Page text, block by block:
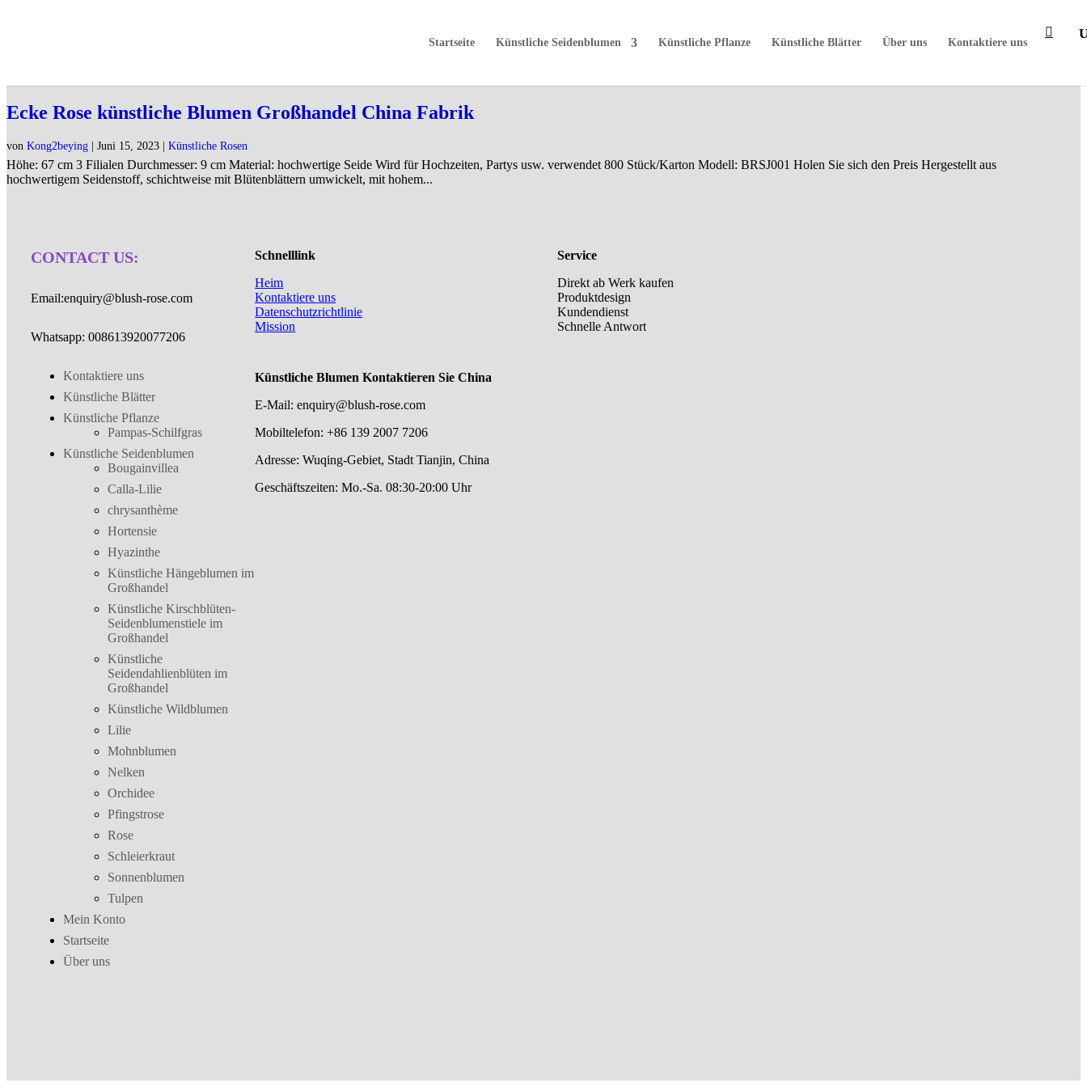
Startseite Künstliche Seidenblumen Künstliche Pflanze Künstliche Blätter Über uns Kontaktiere uns
Ecke Rose künstliche Blumen Großhandel China Fabrik
von Kong2beying Juni 15, 2023 Künstliche Rosen
Höhe: 67 cm 3 Filialen Durchmesser: 9 cm Material: hochwertige Seide Wird für Hochzeiten, Partys usw. verwendet 800 Stück/Karton Modell: BRSJ001 Holen Sie sich den Preis Hergestellt aus
hochwertigem Seidenstoff, schichtweise mit Blütenblättern umwickelt, mit hohem...
CONTACT US:
Email:enquiry@blush-rose.com
Whatsapp: 008613920077206
Kontaktiere uns
Künstliche Blätter
Künstliche Pflanze
Pampas-Schilfgras
Künstliche Seidenblumen
Bougainvillea
Calla-Lilie
chrysanthème
Hortensie
Hyazinthe
Künstliche Hängeblumen im
Großhandel
Künstliche Kirschblüten-
Seidenblumenstiele im
Großhandel
Künstliche
Seidendahlienblüten im
Großhandel
Künstliche Wildblumen
Lilie
Mohnblumen
Nelken
Orchidee
Pfingstrose
Rose
Schleierkraut
Sonnenblumen
Tulpen
Mein Konto
Startseite
Über uns
Schnelllink
Heim
Kontaktiere uns
Datenschutzrichtlinie
Mission
Service
Direkt ab Werk kaufen
Produktdesign
Kundendienst
Schnelle Antwort
Künstliche Blumen Kontaktieren Sie China
E-Mail: enquiry@blush-rose.com
Mobiltelefon: +86 139 2007 7206
Adresse: Wuqing-Gebiet, Stadt Tianjin, China
Geschäftszeiten: Mo.-Sa. 08:30-20:00 Uhr